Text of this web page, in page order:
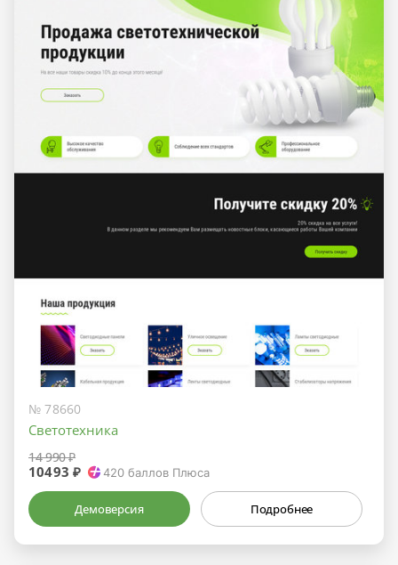
№ 78660
Светотехника
14 990 ₽
10493 ₽ 420 баллов Плюса
Демоверсия Подробнее